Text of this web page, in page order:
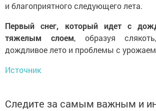
и благоприятного следующего лета.
Первый снег, который идет с
тяжелым слоем, образуя
дождливое лето и проблемы с
Источник
Следите за самым важным и